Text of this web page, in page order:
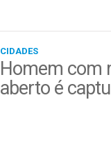
CIDADES
Homem com
aberto é